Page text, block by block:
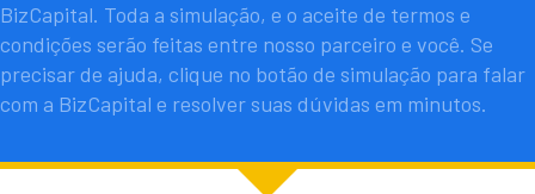
BizCapital. Toda a simulação, e o aceite de termos e
condições serão feitas entre nosso parceiro e você. Se
precisar de ajuda, clique no botão de simulação para falar
com a BizCapital e resolver suas dúvidas em minutos.